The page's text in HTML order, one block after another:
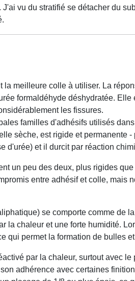
J'ai vu du stratifié se détacher du
la meilleure colle à utiliser. La
formaldéhyde déshydratée.
les fissures.
familles d'adhésifs utilisés
sèche, est rigide et permanente
d'urée) et il durcit par réaction
un peu des deux, plus rigides
entre adhésif et colle, mais
se comporte comme de
la chaleur et une forte humidité.
qui permet la formation de bulles
par la chaleur, surtout avec
adhérence avec certaines